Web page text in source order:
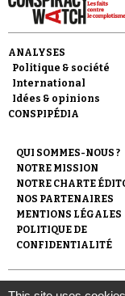
ANALYSES
Politique & société
International
Idées & opinions
CONSPIPÉDIA
QUI SOMMES-NOUS ?
NOTRE MISSION
NOTRE CHARTE
NOS PARTENAIRES
MENTIONS LÉGALES
POLITIQUE DE
CONFIDENTIALITÉ
© 2007- 2026